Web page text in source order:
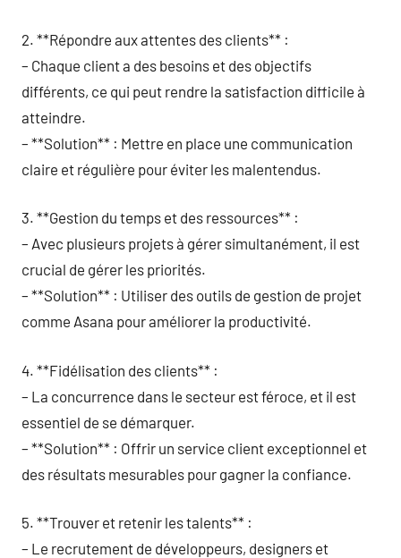
2. **Répondre aux attentes des clients** :
– Chaque client a des besoins et des objectifs
différents, ce qui peut rendre la satisfaction difficile à
atteindre.
– **Solution** : Mettre en place une communication
claire et régulière pour éviter les malentendus.
3. **Gestion du temps et des ressources** :
– Avec plusieurs projets à gérer simultanément, il est
crucial de gérer les priorités.
– **Solution** : Utiliser des outils de gestion de projet
comme Asana pour améliorer la productivité.
4. **Fidélisation des clients** :
– La concurrence dans le secteur est féroce, et il est
essentiel de se démarquer.
– **Solution** : Offrir un service client exceptionnel et
des résultats mesurables pour gagner la confiance.
5. **Trouver et retenir les talents** :
– Le recrutement de développeurs, designers et